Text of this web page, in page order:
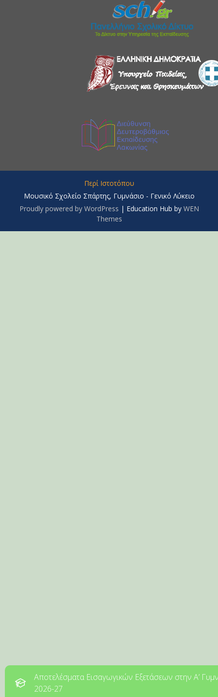
Περί Ιστοτόπου
Μουσικό Σχολείο Σπάρτης, Γυμνάσιο - Γενικό Λύκειο
Proudly powered by WordPress | Education Hub by WEN
Themes
Αποτελέσματα Εισαγωγικών Εξετάσεων στην Α’
2026-27